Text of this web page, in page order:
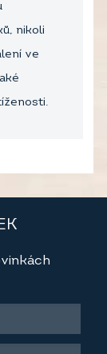
nikoli
ve